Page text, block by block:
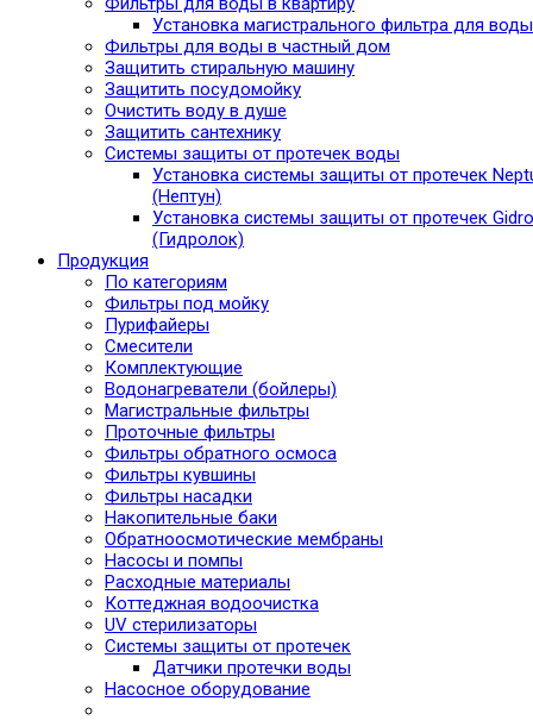
Установка магистрального фильтра для воды
Фильтры для воды в частный дом
Защитить стиральную машину
Защитить посудомойку
Очистить воду в душе
Защитить сантехнику
Системы защиты от протечек воды
Установка системы защиты от протечек
(Нептун)
Установка системы защиты от протечек
(Гидролок)
Продукция
По категориям
Фильтры под мойку
Пурифайеры
Смесители
Комплектующие
Водонагреватели (бойлеры)
Магистральные фильтры
Проточные фильтры
Фильтры обратного осмоса
Фильтры кувшины
Фильтры насадки
Накопительные баки
Обратноосмотические мембраны
Насосы и помпы
Расходные материалы
Коттеджная водоочистка
UV стерилизаторы
Системы защиты от протечек
Датчики протечки воды
Насосное оборудование